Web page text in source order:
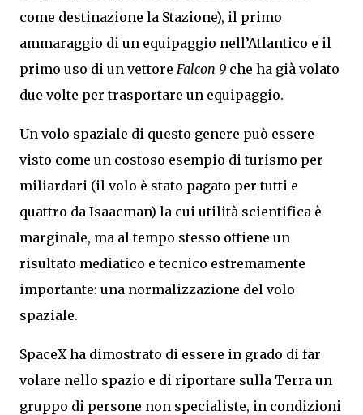
come destinazione la Stazione), il primo
ammaraggio di un equipaggio nell’Atlantico e il
primo uso di un vettore Falcon 9 che ha già volato
due volte per trasportare un equipaggio.
Un volo spaziale di questo genere può essere
visto come un costoso esempio di turismo per
miliardari (il volo è stato pagato per tutti e
quattro da Isaacman) la cui utilità scientifica è
marginale, ma al tempo stesso ottiene un
risultato mediatico e tecnico estremamente
importante: una normalizzazione del volo
spaziale.
SpaceX ha dimostrato di essere in grado di far
volare nello spazio e di riportare sulla Terra un
gruppo di persone non specialiste, in condizioni